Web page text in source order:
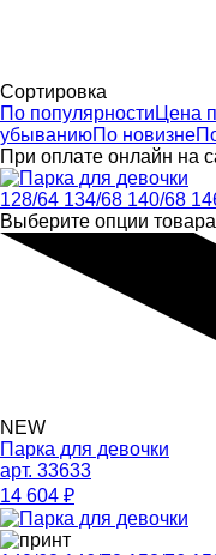
Сортировка
По популярности Цена
убываниюПо новизне
При оплате онлайн на
128/64 134/68 140/68
Выберите опции товара
NEW
Парка для девочки
арт. 33633
14 604 ₽